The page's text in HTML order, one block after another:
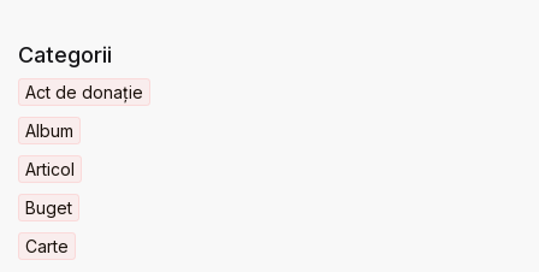
Categorii
Act de donație
Album
Articol
Buget
Carte